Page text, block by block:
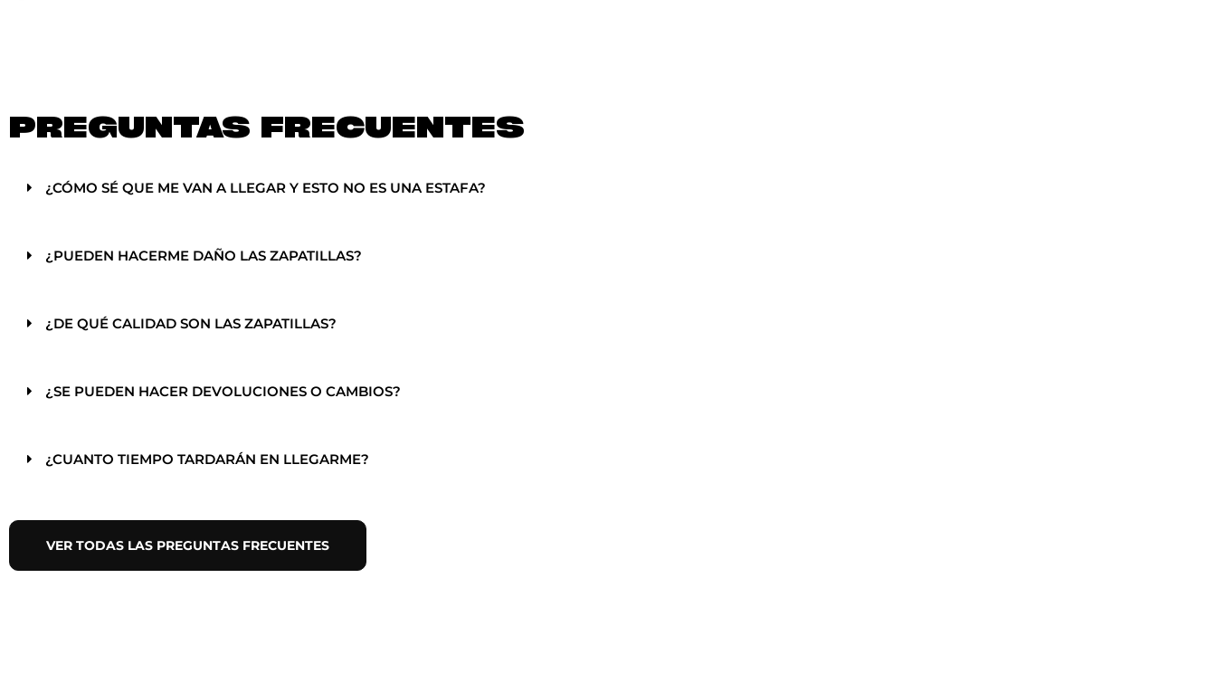
PREGUNTAS FRECUENTES
¿CÓMO SÉ QUE ME VAN A LLEGAR Y ESTO NO ES UNA ESTAFA?
¿PUEDEN HACERME DAÑO LAS ZAPATILLAS?
¿DE QUÉ CALIDAD SON LAS ZAPATILLAS?
¿SE PUEDEN HACER DEVOLUCIONES O CAMBIOS?
¿CUANTO TIEMPO TARDARÁN EN LLEGARME?
VER TODAS LAS PREGUNTAS FRECUENTES